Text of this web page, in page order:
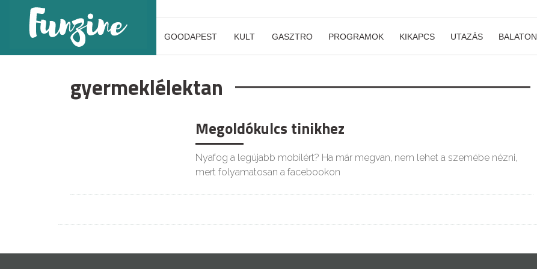
GOODAPEST KULT GASZTRO PROGRAMOK KIKAPCS UTAZÁS BALATON
gyermeklélektan
Megoldókulcs tinikhez
Nyafog a legújabb mobilért? Ha már megvan, nem lehet a szemébe nézni,
mert folyamatosan a facebookon